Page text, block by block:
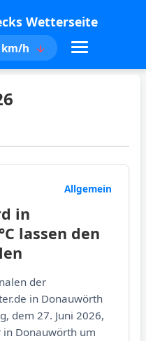
Wetterseite
km/h
Allgemein
in
lassen den
der
in Donauwörth
dem 27. Juni 2026,
Donauwörth um